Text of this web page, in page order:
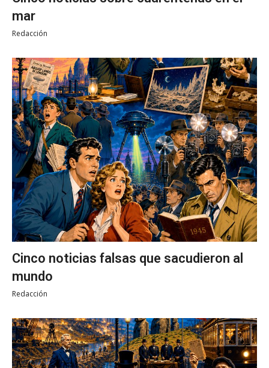
mar
Redacción
Cinco noticias falsas que sacudieron al
mundo
Redacción